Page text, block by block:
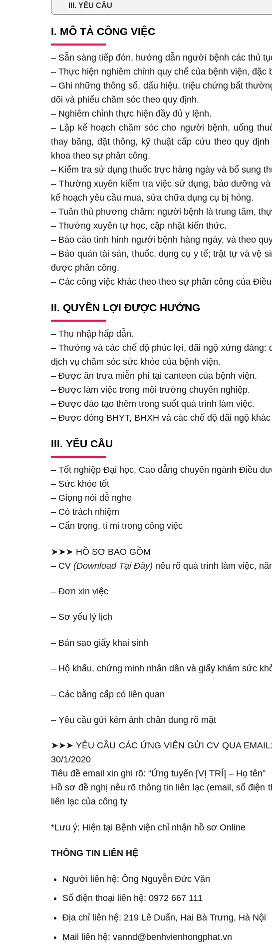
III. YÊU CẦU
I. MÔ TẢ CÔNG VIỆC
– Sẵn sàng tiếp đón, hướng dẫn người bệnh các thủ
– Thực hiện nghiêm chỉnh quy chế của bệnh viện, đặc
– Ghi những thông số, dấu hiệu, triệu chứng bất
dõi và phiếu chăm sóc theo quy định.
– Nghiêm chỉnh thực hiện đầy đủ y lệnh.
– Lập kế hoạch chăm sóc cho người bệnh, uống
thay băng, đặt thông, kỹ thuật cấp cứu theo quy
khoa theo sự phân công.
– Kiểm tra sử dụng thuốc trực hàng ngày và bổ sung
– Thường xuyên kiểm tra việc sử dụng, bảo dưỡng
kế hoạch yêu cầu mua, sửa chữa dụng cụ bị hỏng.
– Tuân thủ phương châm: người bệnh là trung tâm,
– Thường xuyên tự học, cập nhật kiến thức.
– Báo cáo tình hình người bệnh hàng ngày, và theo
– Bảo quản tài sản, thuốc, dụng cụ y tế; trật tự và vệ
được phân công.
– Các công việc khác theo theo sự phân công của
II. QUYỀN LỢI ĐƯỢC HƯỞNG
– Thu nhập hấp dẫn.
– Thưởng và các chế độ phúc lợi, đãi ngộ xứng
dịch vụ chăm sóc sức khỏe của bệnh viện.
– Được ăn trưa miễn phí tại canteen của bệnh viện.
– Được làm việc trong môi trường chuyên nghiệp.
– Được đào tạo thêm trong suốt quá trình làm việc.
– Được đóng BHYT, BHXH và các chế độ đãi ngộ
III. YÊU CẦU
– Tốt nghiệp Đại học, Cao đẳng chuyên ngành Điều
– Sức khỏe tốt
– Giọng nói dễ nghe
– Có trách nhiệm
– Cẩn trọng, tỉ mỉ trong công việc
➤➤➤ HỒ SƠ BAO GỒM
– CV (Download Tại Đây) nêu rõ quá trình làm việc,
– Đơn xin việc
– Sơ yếu lý lịch
– Bản sao giấy khai sinh
– Hộ khẩu, chứng minh nhân dân và giấy khám sức
– Các bằng cấp có liên quan
– Yêu cầu gửi kèm ảnh chân dung rõ mặt
➤➤➤ YÊU CẦU CÁC ỨNG VIÊN GỬI CV QUA
30/1/2020
Tiêu đề email xin ghi rõ: “Ứng tuyển [VỊ TRÍ] – Họ tên”
Hồ sơ đề nghị nêu rõ thông tin liên lạc (email, số
liên lạc của công ty
*Lưu ý: Hiện tại Bệnh viện chỉ nhận hồ sơ Online
THÔNG TIN LIÊN HỆ
Người liên hệ: Ông Nguyễn Đức Văn
Số điện thoại liên hệ: 0972 667 111
Địa chỉ liên hệ: 219 Lê Duẩn, Hai Bà Trưng, Hà Nội
Mail liên hệ: vannd@benhvienhongphat.vn